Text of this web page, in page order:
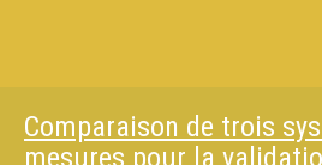
Comparaison de trois
mesures pour la